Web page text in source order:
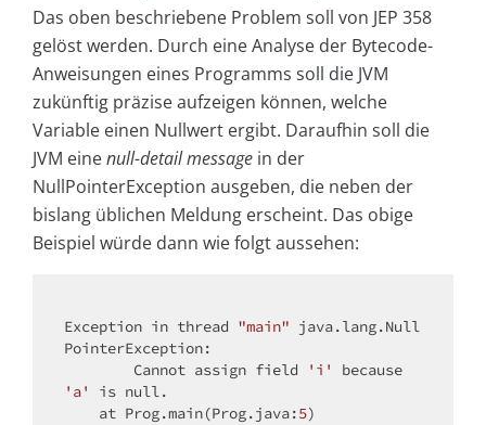
Das oben beschriebene Problem soll von JEP 358
gelöst werden. Durch eine Analyse der Bytecode-
Anweisungen eines Programms soll die JVM
zukünftig präzise aufzeigen können, welche
Variable einen Nullwert ergibt. Daraufhin soll die
JVM einenull-detail message in der
NullPointerException ausgeben, die neben der
bislang üblichen Meldung erscheint. Das obige
Beispiel würde dann wie folgt aussehen:
Exception in thread "main" java.lang.Null
PointerException:
        Cannot assign field
'i'
'a'
is null.
    at Prog.main(Prog.java:
5)